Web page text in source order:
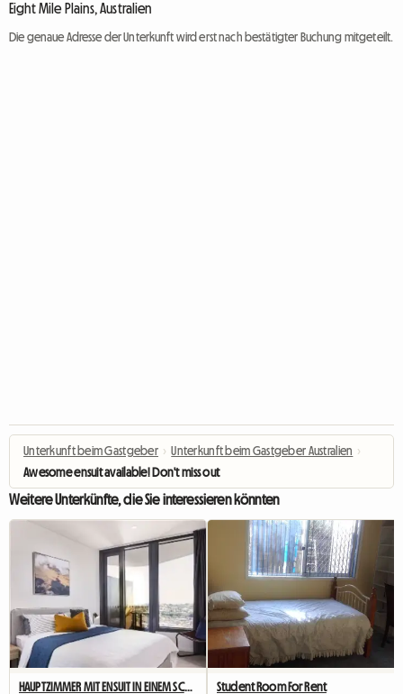
Eight Mile Plains, Australien
Die genaue Adresse der Unterkunft wird erst nach bestätigter Buchung mitgeteilt.
Unterkunft beim Gastgeber › Unterkunft beim Gastgeber Australien ›
Awesome ensuit available! Don't miss out
Weitere Unterkünfte, die Sie interessieren könnten
HAUPTZIMMER MIT ENSUIT IN EINEM SCHÖNEN GEBÄUDE VERFÜGBAR Student Room For Rent